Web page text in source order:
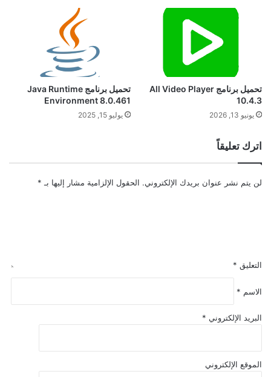
تحميل برنامج All Video Player
10.4.3
يونيو 13, 2026
تحميل برنامج Java Runtime
Environment 8.0.461
يوليو 15, 2025
اترك تعليقاً
لن يتم نشر عنوان بريدك الإلكتروني. الحقول الإلزامية مشار إليها بـ *
التعليق *
الاسم *
البريد الإلكتروني *
الموقع الإلكتروني